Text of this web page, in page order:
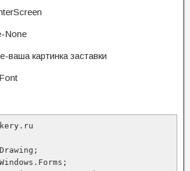
None
ваша картинка заставки